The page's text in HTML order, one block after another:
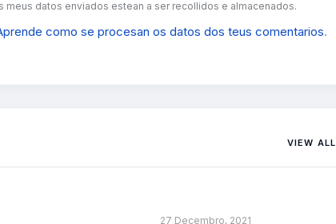
meus datos enviados estean a ser recollidos e almacenados.
como se procesan os datos dos teus comentarios.
VIEW ALL
27 Decembro, 2021